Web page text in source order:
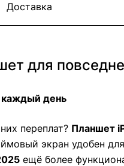
Доставка
для
каждый день
переплат? Планшет
экран удобен
ещё более